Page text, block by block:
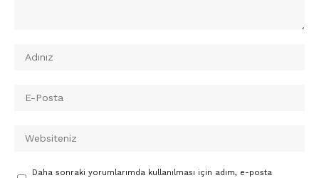
Daha sonraki yorumlarımda kullanılması için adım, e-posta